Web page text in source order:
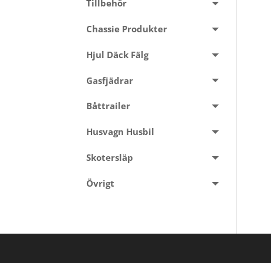
Tillbehör
Chassie Produkter
Hjul Däck Fälg
Gasfjädrar
Båttrailer
Husvagn Husbil
Skotersläp
Övrigt